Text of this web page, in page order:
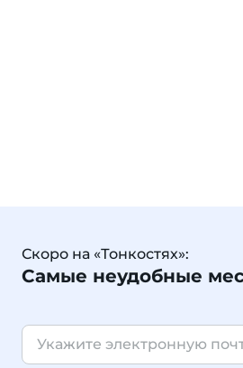
Скоро на «Тонкостях»:
Самые неудобные